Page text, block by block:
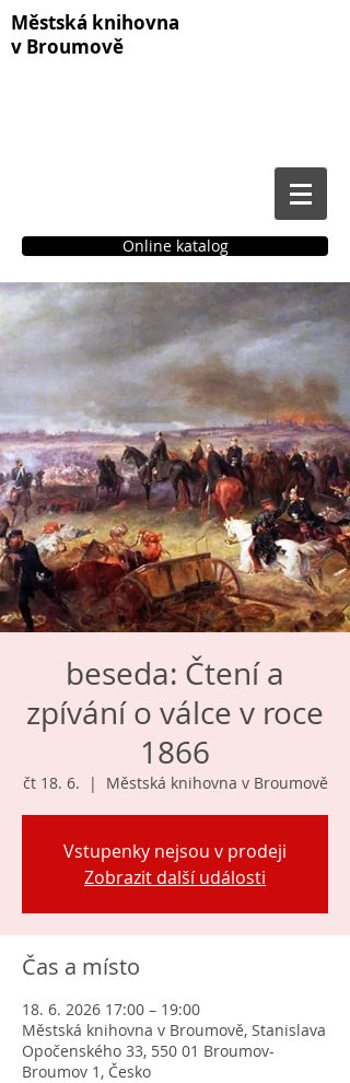
Městská knihovna
v Broumově
Online katalog
Čtenářské konto
beseda: Čtení a
zpívání o válce v roce
1866
čt 18. 6.
  |
Městská knihovna v Broumově
Vstupenky nejsou v prodeji
Zobrazit další události
Čas a místo
18. 6. 2026 17:00 – 19:00
Městská knihovna v Broumově, Stanislava
Opočenského 33, 550 01 Broumov-
Broumov 1, Česko